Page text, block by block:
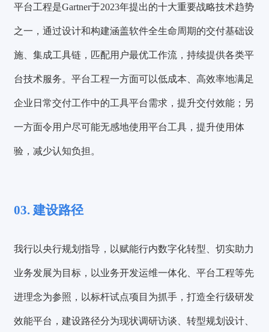
平台工程是Gartner于2023年提出的十大重要战略技术趋势
之一 ，通过设计和构建涵盖软件全生命周期的交付基础设
施、集成工具链，匹配用户最优工作流，持续提供各类平
台技术服务。平台工程一方面可以低成本、高效率地满足
企业日常交付工作中的工具平台需求，提升交付效能；另
一方面令用户尽可能无感地使用平台工具，提升使用体
验，减少认知负担。
03. 建设路径
我行以央行规划指导，以赋能行内数字化转型、切实助力
业务发展为目标，以业务开发运维一体化、平台工程等先
进理念为参照，以标杆试点项目为抓手，打造全行级研发
效能平台，建设路径分为现状调研访谈、转型规划设计、